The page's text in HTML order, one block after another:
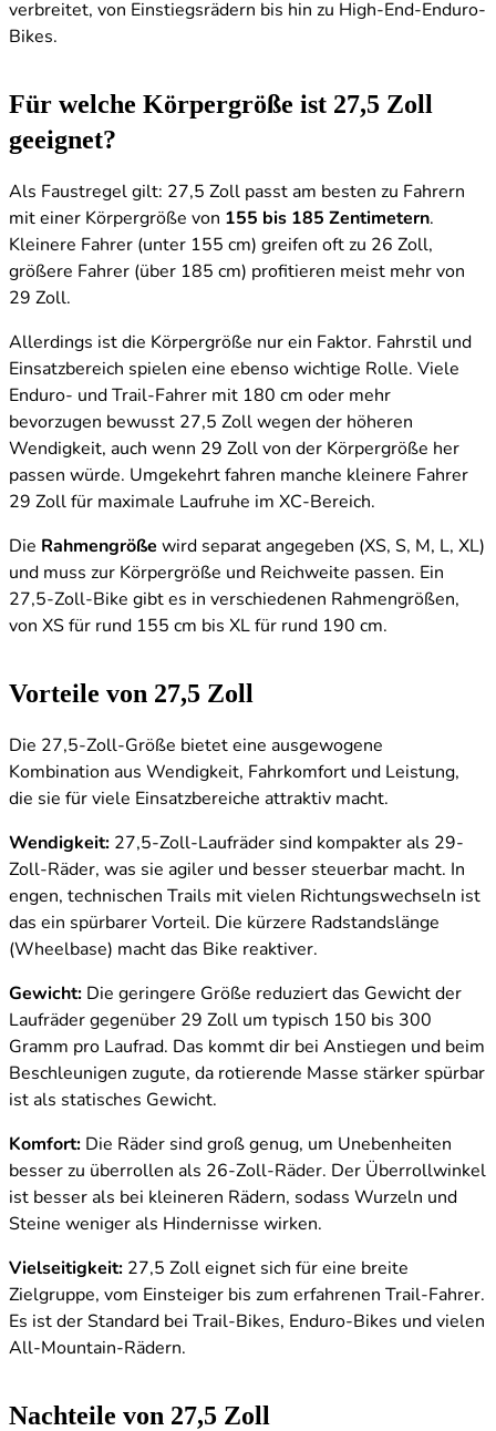
verbreitet, von Einstiegsrädern bis hin zu High-End-Enduro-
Bikes.
Für welche Körpergröße ist 27,5 Zoll
geeignet?
Als Faustregel gilt: 27,5 Zoll passt am besten zu Fahrern
mit einer Körpergröße von 155 bis 185 Zentimetern.
Kleinere Fahrer (unter 155 cm) greifen oft zu 26 Zoll,
größere Fahrer (über 185 cm) profitieren meist mehr von
29 Zoll.
Allerdings ist die Körpergröße nur ein Faktor. Fahrstil und
Einsatzbereich spielen eine ebenso wichtige Rolle. Viele
Enduro- und Trail-Fahrer mit 180 cm oder mehr
bevorzugen bewusst 27,5 Zoll wegen der höheren
Wendigkeit, auch wenn 29 Zoll von der Körpergröße her
passen würde. Umgekehrt fahren manche kleinere Fahrer
29 Zoll für maximale Laufruhe im XC-Bereich.
Die Rahmengröße wird separat angegeben (XS, S, M, L, XL)
und muss zur Körpergröße und Reichweite passen. Ein
27,5-Zoll-Bike gibt es in verschiedenen Rahmengrößen,
von XS für rund 155 cm bis XL für rund 190 cm.
Vorteile von 27,5 Zoll
Die 27,5-Zoll-Größe bietet eine ausgewogene
Kombination aus Wendigkeit, Fahrkomfort und Leistung,
die sie für viele Einsatzbereiche attraktiv macht.
Wendigkeit: 27,5-Zoll-Laufräder sind kompakter als 29-
Zoll-Räder, was sie agiler und besser steuerbar macht. In
engen, technischen Trails mit vielen Richtungswechseln ist
das ein spürbarer Vorteil. Die kürzere Radstandslänge
(Wheelbase) macht das Bike reaktiver.
Gewicht: Die geringere Größe reduziert das Gewicht der
Laufräder gegenüber 29 Zoll um typisch 150 bis 300
Gramm pro Laufrad. Das kommt dir bei Anstiegen und beim
Beschleunigen zugute, da rotierende Masse stärker spürbar
ist als statisches Gewicht.
Komfort: Die Räder sind groß genug, um Unebenheiten
besser zu überrollen als 26-Zoll-Räder. Der Überrollwinkel
ist besser als bei kleineren Rädern, sodass Wurzeln und
Steine weniger als Hindernisse wirken.
Vielseitigkeit: 27,5 Zoll eignet sich für eine breite
Zielgruppe, vom Einsteiger bis zum erfahrenen Trail-Fahrer.
Es ist der Standard bei Trail-Bikes, Enduro-Bikes und vielen
All-Mountain-Rädern.
Nachteile von 27,5 Zoll